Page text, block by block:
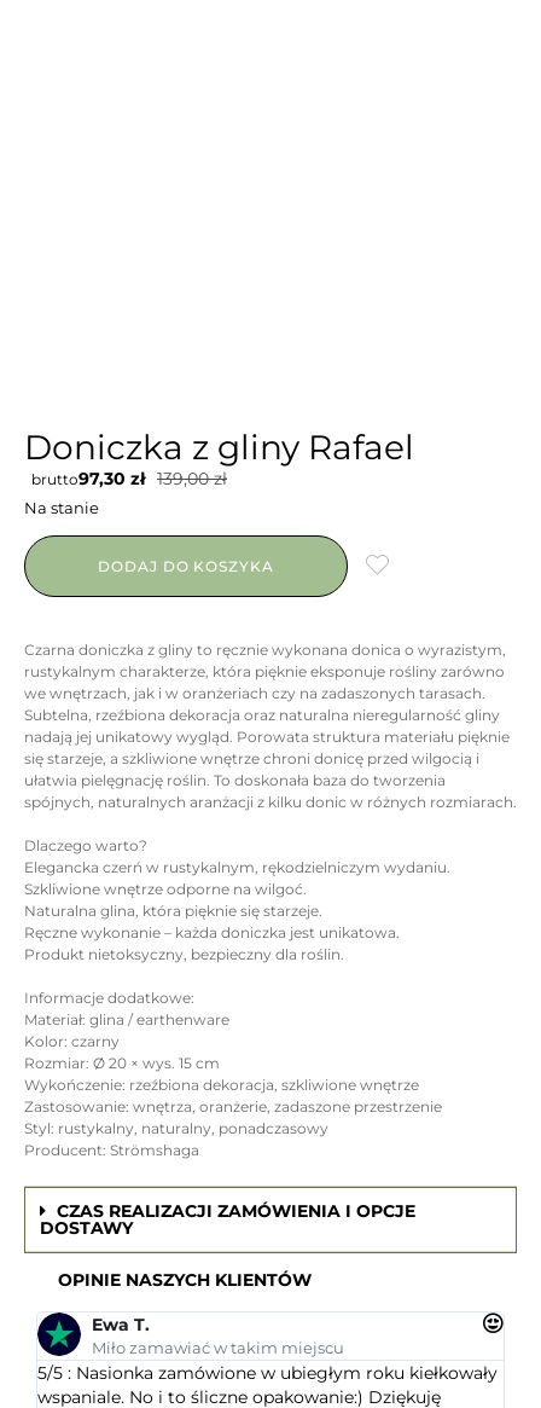
Doniczka z gliny Rafael
139,00zł
97,30 zł
brutto
Na stanie
DODAJ DO KOSZYKA
Czarna doniczka z gliny to ręcznie wykonana donica o wyrazistym,
rustykalnym charakterze, która pięknie eksponuje rośliny zarówno
we wnętrzach, jak i w oranżeriach czy na zadaszonych tarasach.
Subtelna, rzeźbiona dekoracja oraz naturalna nieregularność gliny
nadają jej unikatowy wygląd. Porowata struktura materiału pięknie
się starzeje, a szkliwione wnętrze chroni donicę przed wilgocią i
ułatwia pielęgnację roślin. To doskonała baza do tworzenia
spójnych, naturalnych aranżacji z kilku donic w różnych rozmiarach.
Dlaczego warto?
Elegancka czerń w rustykalnym, rękodzielniczym wydaniu.
Szkliwione wnętrze odporne na wilgoć.
Naturalna glina, która pięknie się starzeje.
Ręczne wykonanie – każda doniczka jest unikatowa.
Produkt nietoksyczny, bezpieczny dla roślin.
Informacje dodatkowe:
Materiał: glina / earthenware
Kolor: czarny
Rozmiar: Ø 20 × wys. 15 cm
Wykończenie: rzeźbiona dekoracja, szkliwione wnętrze
Zastosowanie: wnętrza, oranżerie, zadaszone przestrzenie
Styl: rustykalny, naturalny, ponadczasowy
Producent: Strömshaga
CZAS REALIZACJI ZAMÓWIENIA I OPCJE
DOSTAWY
OPINIE NASZYCH KLIENTÓW
Ewa T.
Miło zamawiać w takim miejscu
5/5 : Nasionka zamówione w ubiegłym roku kiełkowały
wspaniale. No i to śliczne opakowanie:) Dziękuję